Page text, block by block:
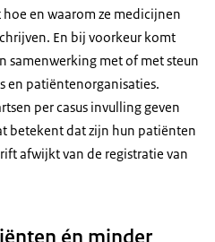
en waarom ze medicijnen
En bij voorkeur komt
samenwerking met of met steun
en patiëntenorganisaties.
per casus invulling geven
betekent dat zijn hun patiënten
afwijkt van de registratie van
én minder